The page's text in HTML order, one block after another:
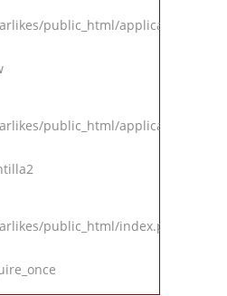
public_html/application/
public_html/application/
public_html/index.php